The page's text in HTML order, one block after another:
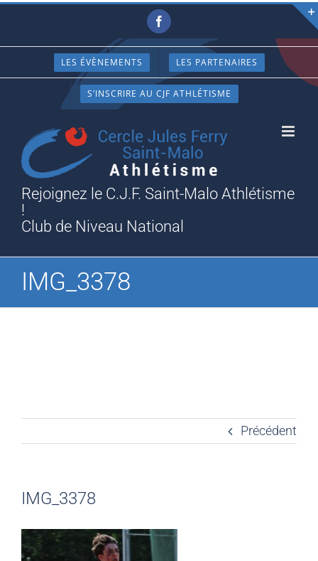
Passer
contenu
Facebook
LES ÉVÈNEMENTS LES PARTENAIRES
S’INSCRIRE AU CJF ATHLÉTISME
Rejoignez le C.J.F. Saint-Malo Athlétisme
!
Club de Niveau National
IMG_3378
Précédent
IMG_3378